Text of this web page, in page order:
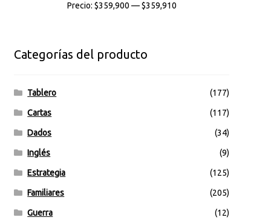
Precio: $359,900 —$359,910
Categorías del producto
Tablero (177)
Cartas (117)
Dados (34)
Inglés (9)
Estrategia (125)
Familiares (205)
Guerra (12)